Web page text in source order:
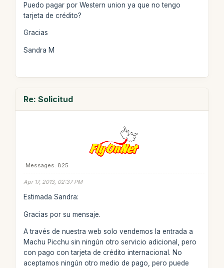
Puedo pagar por Western union ya que no tengo
tarjeta de crédito?
Gracias
Sandra M
Re: Solicitud
Messages: 825
Apr 17, 2013, 02:37 PM
Estimada Sandra:
Gracias por su mensaje.
A través de nuestra web solo vendemos la entrada a
Machu Picchu sin ningún otro servicio adicional, pero
con pago con tarjeta de crédito internacional. No
aceptamos ningún otro medio de pago, pero puede